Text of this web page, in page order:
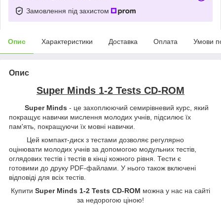
Замовлення під захистом
Опис Характеристики Доставка Оплата Умови
Опис
Super Minds 1-2 Tests CD-ROM
Super Minds - це захоплюючий семирівневий курс, який
покращує навички мислення молодих учнів, підсилює їх
пам'ять, покращуючи їх мовні навички.
Цей компакт-диск з тестами дозволяє регулярно
оцінювати молодих учнів за допомогою модульних тестів,
оглядових тестів і тестів в кінці кожного рівня. Тести є
готовими до друку PDF-файлами. У нього також включені
відповіді для всіх тестів.
Купити Super Minds 1-2 Tests CD-ROM можна у нас на сайті
за недорогою ціною!